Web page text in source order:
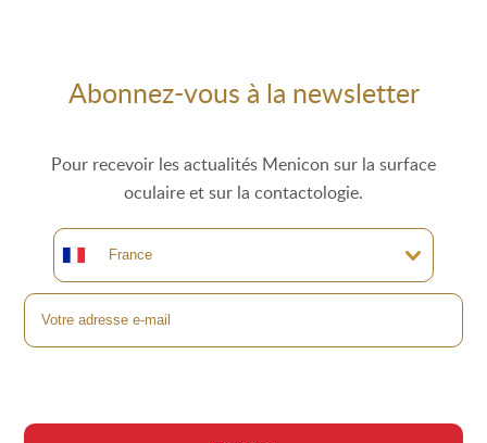
Abonnez-vous à la newsletter
Pour recevoir les actualités Menicon sur la surface
oculaire et sur la contactologie.